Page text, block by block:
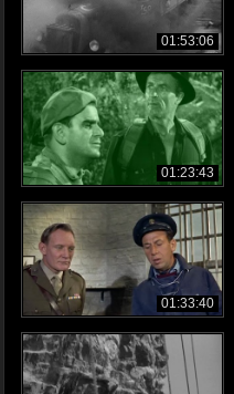
01:53:06
01:23:43
01:33:40